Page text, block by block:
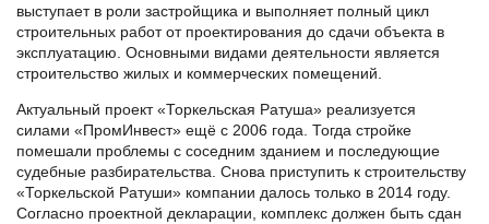
выступает в роли застройщика и выполняет полный цикл
строительных работ от проектирования до сдачи объекта в
эксплуатацию. Основными видами деятельности является
строительство жилых и коммерческих помещений.
Актуальный проект «Торкельская Ратуша» реализуется
силами «ПромИнвест» ещё с 2006 года. Тогда стройке
помешали проблемы с соседним зданием и последующие
судебные разбирательства. Снова приступить к строительству
«Торкельской Ратуши» компании далось только в 2014 году.
Согласно проектной декларации, комплекс должен быть сдан